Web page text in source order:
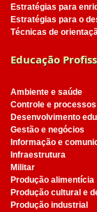
Estratégias para
Estratégias para o
Técnicas de
Educação
Ambiente e saúde
Controle e
Desenvolvimento
Gestão e negócios
Informação e
Infraestrutura
Militar
Produção alimentícia
Produção cultural e
Produção industrial